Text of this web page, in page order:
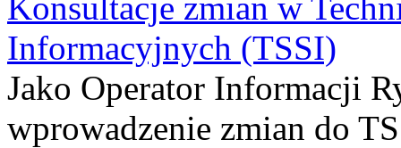
Informacyjnych (TSSI)
Jako Operator Informacji
wprowadzenie zmian do